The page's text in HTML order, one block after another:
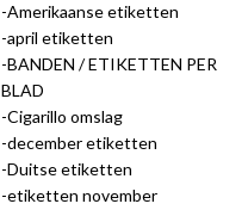
Amerikaanse etiketten
april etiketten
BANDEN / ETIKETTEN PER
BLAD
Cigarillo omslag
december etiketten
Duitse etiketten
etiketten november